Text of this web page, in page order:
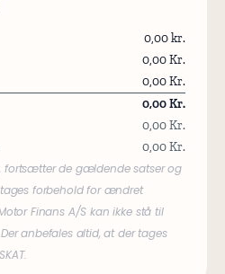
0,00 kr.
0,00 Kr.
0,00 Kr.
0,00 Kr.
0,00 Kr.
0,00 Kr.
fortsætter de gældende satser og
forbehold for ændret
Finans A/S kan ikke stå til
anbefales altid, at der tages